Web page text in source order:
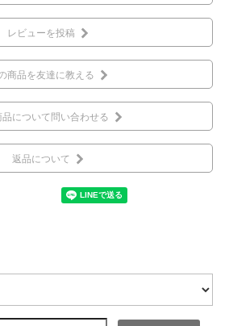
レビューを投稿
商品を友達に教える
品について問い合わせる
返品について